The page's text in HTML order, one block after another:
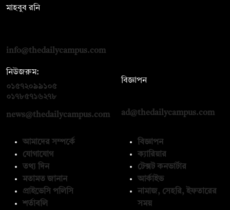
মাহবুব রনি
info@thedailycampus.com
নিউজরুম:
০১৫৭২০৯৯১০৫
০১৭৮৫৭১৬২৭৮
news@thedailycampus.com
বিজ্ঞাপন
ad@thedailycampus.com
আমাদের সম্পর্কে
যোগাযোগ
তথ্য দিন
মতামত জানান
প্রাইভেসি পলিসি
শর্তাবলি
বিজ্ঞাপন
ক্যারিয়ার
টেক্সট কনভার্টার
আর্কাইভ
নামাজ, সেহরি, ইফতারের
সময়